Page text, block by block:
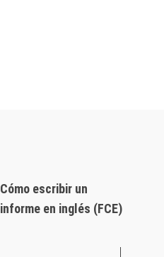
Cómo escribir un
informe en inglés (FCE)